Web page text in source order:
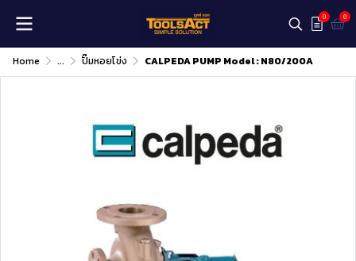
0 0
Home ... ปั๊มหอยโข่ง CALPEDA PUMP Model : N80/200A